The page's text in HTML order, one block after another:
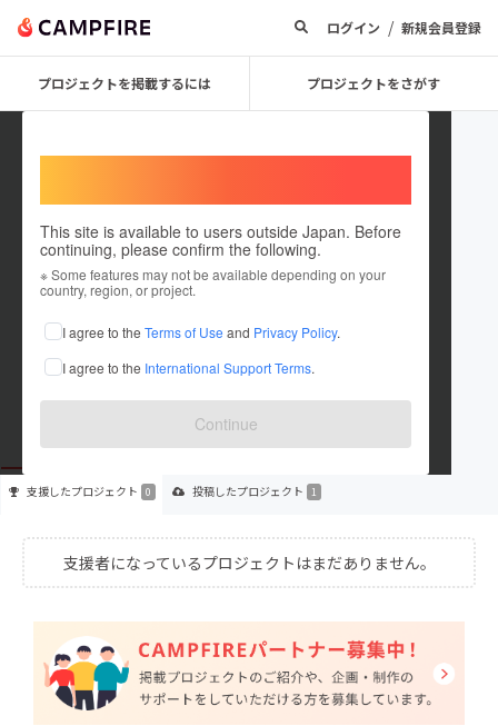
ログイン / 新規会員登録
プロジェクトを掲載するには プロジェクトをさがす
This site is available to users outside Japan. Before
continuing, please confirm the following.
※ Some features may not be available depending on your
country, region, or project.
I agree to the Terms of Use and Privacy Policy.
I agree to the International Support Terms.
Continue
ごとうあい
これまでに1件のプロジェクトを投稿しています
在住国：日本 現在地：兵庫県
出身国：日本 出身地：兵庫県
支援したプロジェクト 0 投稿したプロジェクト 1
支援者になっているプロジェクトはまだありません。